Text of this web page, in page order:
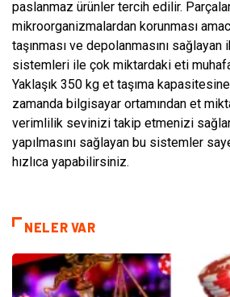
paslanmaz ürünler tercih edilir.
mikroorganizmalardan korunması
taşınması ve depolanmasını
sistemleri ile çok miktardaki eti
Yaklaşık 350 kg et taşıma
zamanda bilgisayar ortamından et
verimlilik sevinizi takip etmenizi
yapılmasını sağlayan bu sistemler
hızlıca yapabilirsiniz.
NELER VAR